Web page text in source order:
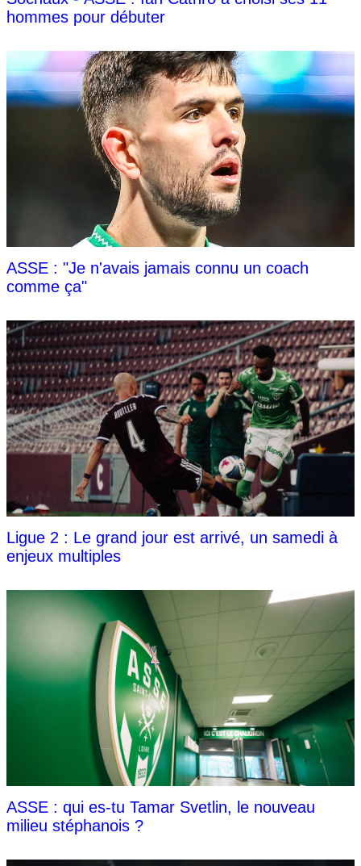
hommes pour débuter
ASSE : "Je n'avais jamais connu un coach
comme ça"
Ligue 2 : Le grand jour est arrivé, un samedi à
enjeux multiples
ASSE : qui es-tu Tamar Svetlin, le nouveau
milieu stéphanois ?